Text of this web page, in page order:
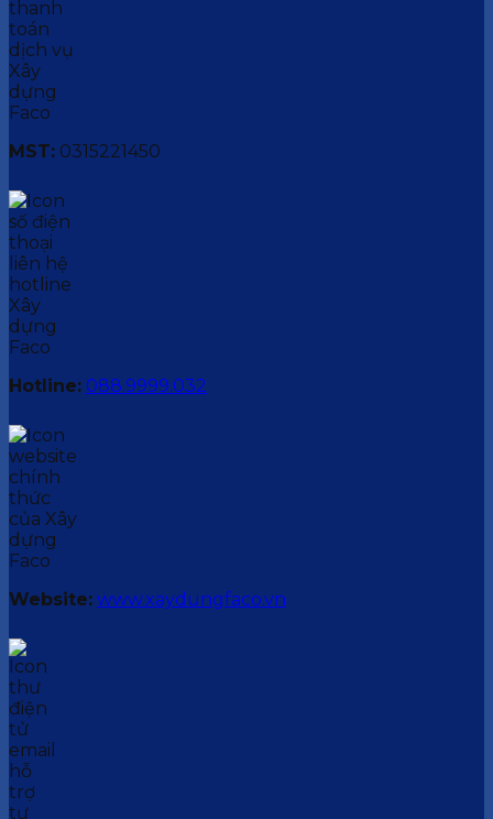
MST: 0315221450
Hotline: 088.9999.032
Website: www.xaydungfaco.vn